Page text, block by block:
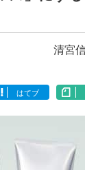
清宮
はてブ